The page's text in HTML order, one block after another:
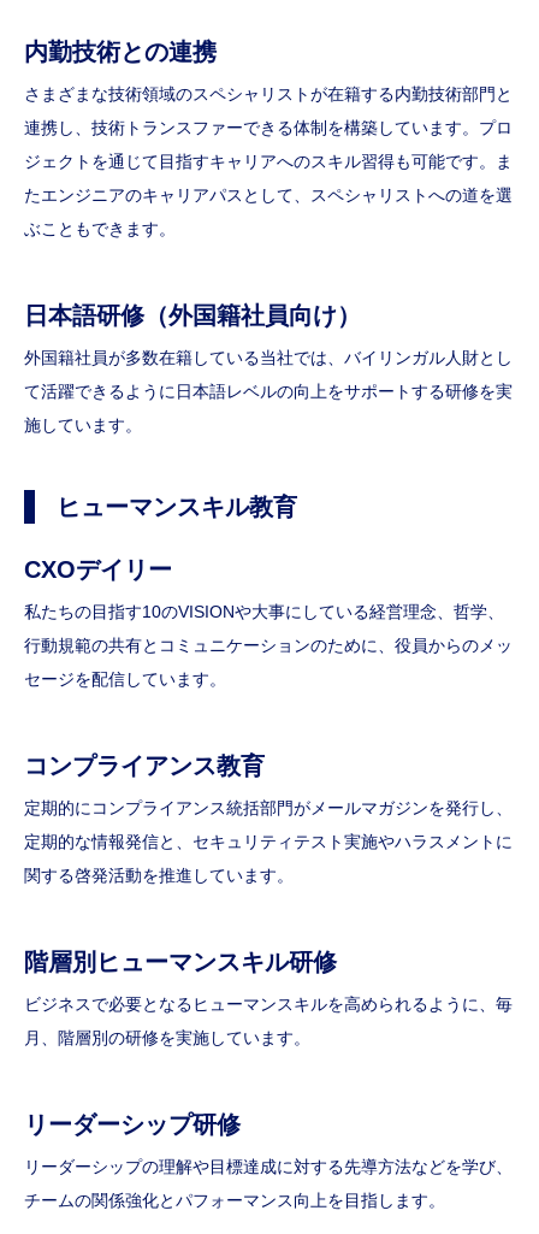
内勤技術との連携
さまざまな技術領域のスペシャリストが在籍する内勤技術部門と
連携し、技術トランスファーできる体制を構築しています。プロ
ジェクトを通じて目指すキャリアへのスキル習得も可能です。ま
たエンジニアのキャリアパスとして、スペシャリストへの道を選
ぶこともできます。
日本語研修（外国籍社員向け）
外国籍社員が多数在籍している当社では、バイリンガル人財とし
て活躍できるように日本語レベルの向上をサポートする研修を実
施しています。
ヒューマンスキル教育
CXOデイリー
私たちの目指す10のVISIONや大事にしている経営理念、哲学、
行動規範の共有とコミュニケーションのために、役員からのメッ
セージを配信しています。
コンプライアンス教育
定期的にコンプライアンス統括部門がメールマガジンを発行し、
定期的な情報発信と、セキュリティテスト実施やハラスメントに
関する啓発活動を推進しています。
階層別 ヒューマンスキル研修
ビジネスで必要となるヒューマンスキルを高められるように、毎
月、階層別の研修を実施しています。
リーダーシップ研修
リーダーシップの理解や目標達成に対する先導方法などを学び、
チームの関係強化とパフォーマンス向上を目指します。